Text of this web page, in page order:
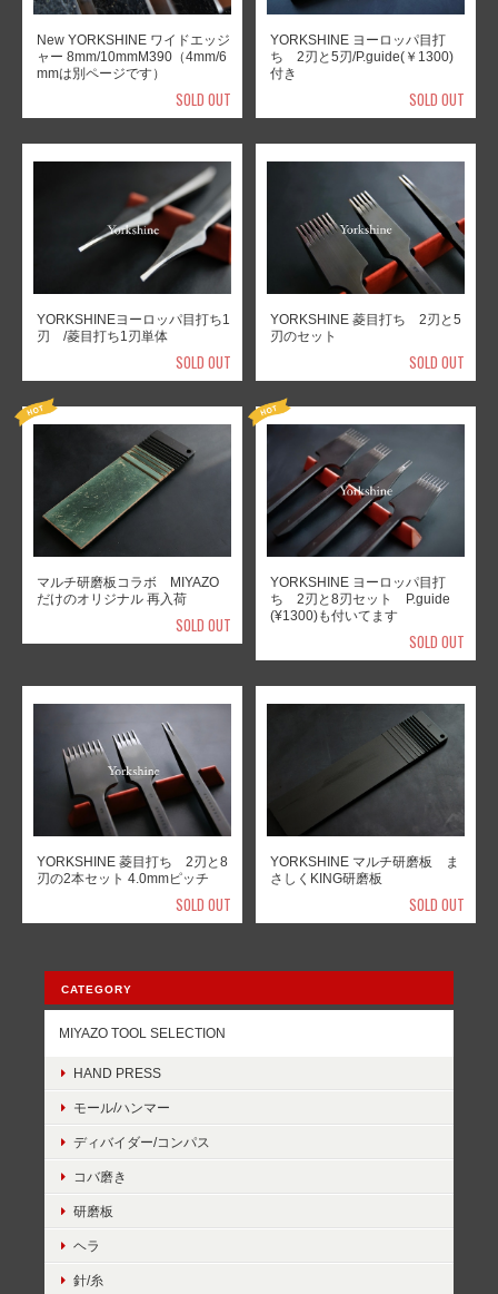
New YORKSHINE ワイドエッジ
ャー 8mm/10mmM390（4mm/6
mmは別ページです）
SOLD OUT
YORKSHINE ヨーロッパ目打
ち 2刃と5刃/P.guide(￥1300)
付き
SOLD OUT
YORKSHINEヨーロッパ目打ち1
刃 /菱目打ち1刃単体
SOLD OUT
YORKSHINE 菱目打ち 2刃と5
刃のセット
SOLD OUT
マルチ研磨板コラボ MIYAZO
だけのオリジナル 再入荷
SOLD OUT
YORKSHINE ヨーロッパ目打
ち 2刃と8刃セット P.guide
(¥1300)も付いてます
SOLD OUT
YORKSHINE 菱目打ち 2刃と8
刃の2本セット 4.0mmピッチ
SOLD OUT
YORKSHINE マルチ研磨板 ま
さしくKING研磨板
SOLD OUT
CATEGORY
MIYAZO TOOL SELECTION
HAND PRESS
モール/ハンマー
ディバイダー/コンパス
コバ磨き
研磨板
ヘラ
針/糸